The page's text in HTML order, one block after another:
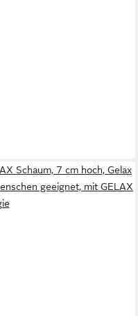
Schaum, 7 cm hoch, Gelax
geeignet, mit GELAX